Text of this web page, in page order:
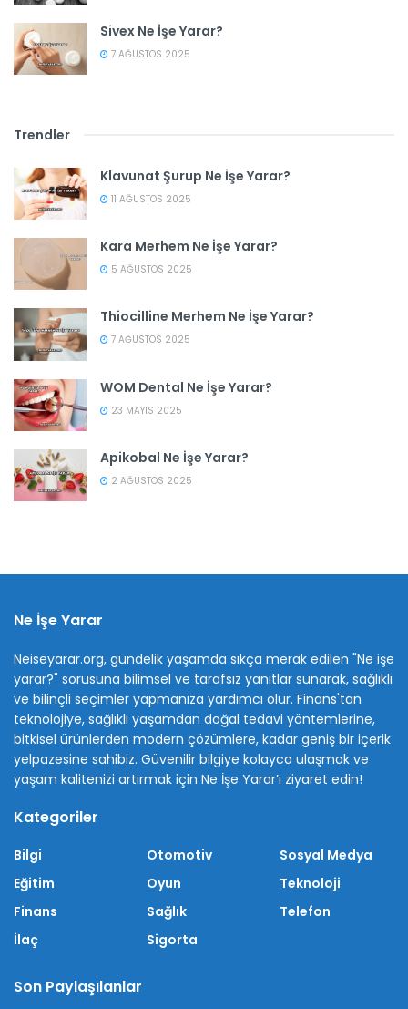
Sivex Ne İşe Yarar?
7 AĞUSTOS 2025
Trendler
Klavunat Şurup Ne İşe Yarar?
11 AĞUSTOS 2025
Kara Merhem Ne İşe Yarar?
5 AĞUSTOS 2025
Thiocilline Merhem Ne İşe Yarar?
7 AĞUSTOS 2025
WOM Dental Ne İşe Yarar?
23 MAYIS 2025
Apikobal Ne İşe Yarar?
2 AĞUSTOS 2025
Ne İşe Yarar
Neiseyarar.org, gündelik yaşamda sıkça merak edilen "Ne işe
yarar?" sorusuna bilimsel ve tarafsız yanıtlar sunarak, sağlıklı
ve bilinçli seçimler yapmanıza yardımcı olur. Finans'tan
teknolojiye, sağlıklı yaşamdan doğal tedavi yöntemlerine,
bitkisel ürünlerden modern çözümlere, kadar geniş bir içerik
yelpazesine sahibiz. Güvenilir bilgiye kolayca ulaşmak ve
yaşam kalitenizi artırmak için Ne İşe Yarar’ı ziyaret edin!
Kategoriler
Bilgi
Eğitim
Finans
İlaç
Otomotiv
Oyun
Sağlık
Sigorta
Sosyal Medya
Teknoloji
Telefon
Son Paylaşılanlar